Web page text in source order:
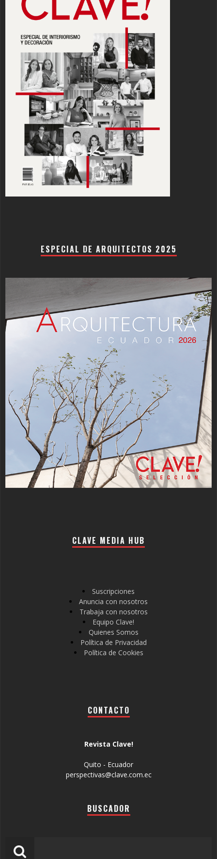
ESPECIAL DE ARQUITECTOS 2025
CLAVE MEDIA HUB
Suscripciones
Anuncia con nosotros
Trabaja con nosotros
Equipo Clave!
Quienes Somos
Política de Privacidad
Política de Cookies
CONTACTO
Revista Clave!
Quito - Ecuador
perspectivas@clave.com.ec
BUSCADOR